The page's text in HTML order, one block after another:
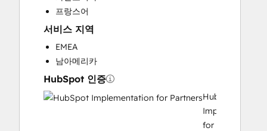
프랑스어
서비스 지역
EMEA
남아메리카
HubSpot 인증
HubSpot
Implementation
for